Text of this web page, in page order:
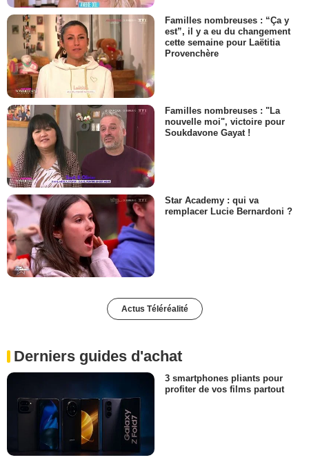
Familles nombreuses : “Ça y
est”, il y a eu du changement
cette semaine pour Laëtitia
Provenchère
Familles nombreuses : "La
nouvelle moi", victoire pour
Soukdavone Gayat !
Star Academy : qui va
remplacer Lucie Bernardoni ?
Actus Téléréalité
Derniers guides d'achat
3 smartphones pliants pour
profiter de vos films partout